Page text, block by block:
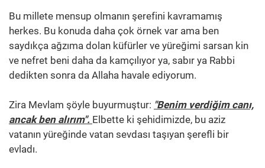
Bu millete mensup olmanın şerefini kavramamış
herkes. Bu konuda daha çok örnek var ama ben
saydıkça ağzıma dolan küfürler ve yüreğimi sarsan kin
ve nefret beni daha da kamçılıyor ya, sabır ya Rabbi
dedikten sonra da Allaha havale ediyorum.
Zira Mevlam şöyle buyurmuştur: "Benim verdiğim canı,
ancak ben alırım". Elbette ki şehidimizde, bu aziz
vatanın yüreğinde vatan sevdası taşıyan şerefli bir
evladı.